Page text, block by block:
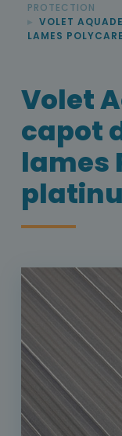
PROTECTION
VOLET
LAMES
Volet
capot
lames